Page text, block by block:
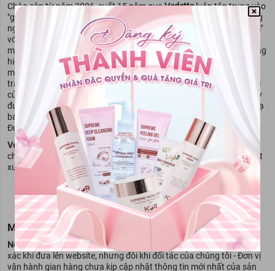
Chào sân từ năm 2006, suốt 15 năm quaVedetteluôn tập trung vào
"giá trị cốt lõi". Đó chính là chất lượng của sản phẩm. Vedette không
ngừng mang đến những dòng mỹ phẩm nhỏ xinh "made in Vietnam"
với chất lượng tốt nhất. Đây cũng là một trong những thương hiệu
mỹ phẩm Việt trụ vững trước sự canh tranh khốc liệt của các thương
hiệu mỹ phẩm từ Pháp, Mỹ và Hàn Quốc.Vedetteđược sinh ra để
mang lại cho khách hàng một làn da luôn khỏe mạnh, trẻ trung và
tràn đầy sức sống từ những nguồn nguyên liệu đơn giản và gần gũi
của tự nhiên. Đó là lý do vì sao mặt nạ của thương hiệu làm đẹp này
được yêu thích bởi hàng triệu tín đồ yêu cái đẹp, là sản phẩm mặt nạ
bán chạy nhất tại thị trường trong nước và hiện nay đã có mặt tại
Đức, Thái Lan, Trung Quốc, Mông Cổ, Phillipines…
Vedettetập trung vào phát triển sản phẩm từ 2 dòng đất sét
chính: Đất sét truyền thống (dành cho da dầu/mụn) và Đất sét chiết
xuất (dành cho da thường/khô).
MIỄN TRỪ TRÁCH NGHIỆM
NewwayMartluôn cố gắng đảm bảo rằng mọi thông tin đều chính
xác khi đưa lên website, nhưng đôi khi đối tác của chúng tôi - Đơn vị
vận hành gian hàng chưa kịp cập nhật thông tin mới nhất của sản